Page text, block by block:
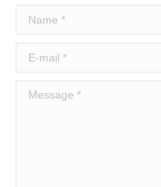
Name *
E-mail *
Message *